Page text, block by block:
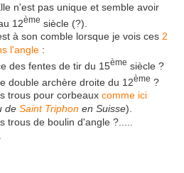
n'est pas unique et semble avoir
12ème siècle (?).
à son comble lorsque je vois ces 2
l'angle :
des fentes de tir du 15ème siècle ?
double archère droite du 12ème ?
trous pour corbeaux comme ici
de Saint Triphon en Suisse).
trous de boulin d'angle ?.....
.